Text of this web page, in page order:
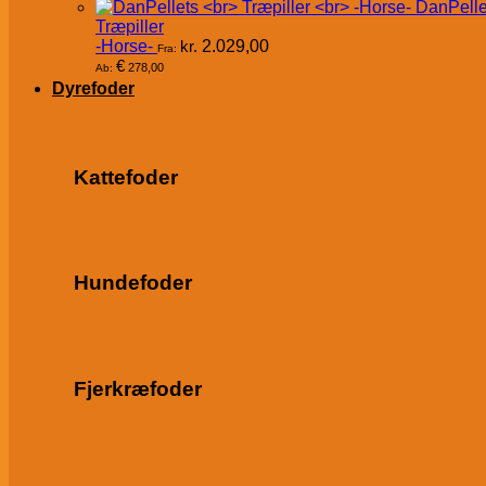
Træpiller
-Horse- Fra: kr. 2.029,00
Ab: € 278,00
Dyrefoder
Kattefoder
Hundefoder
Fjerkræfoder